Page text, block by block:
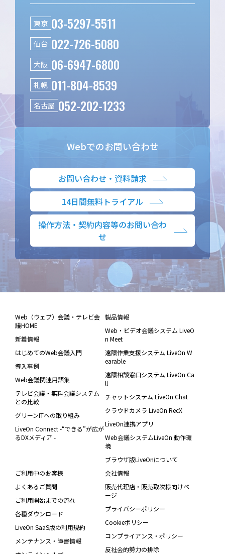
東京 03-5297-5511
仙台 022-726-5080
大阪 06-6947-6800
札幌 011-804-8539
名古屋 052-202-1233
Webでのお問い合わせ
お問い合わせ・資料請求
14日間無料トライアル
操作方法・契約内容等のお問い合わ
せ
Web（ウェブ）会議・テレビ会
議HOME
新着情報
はじめてのWeb会議入門
導入事例
Web会議関連用語集
テレビ会議・無料会議システム
との比較
グリーンITへの取り組み
LiveOn Connect -“できる”が広が
るDXメディア -
製品情報
Web・ビデオ会議システム LiveO
n Meet
遠隔作業支援システム LiveOn W
earable
遠隔相談窓口システム LiveOn Ca
ll
チャットシステム LiveOn Chat
クラウドカメラ LiveOn RecX
LiveOn連携アプリ
Web会議システムLiveOn 動作環
境
ブラウザ版LiveOnについて
ご利用中のお客様
よくあるご質問
ご利用開始までの流れ
各種ダウンロード
LiveOn SaaS版の利用規約
メンテナンス・障害情報
会社情報
販売代理店・販売取次様向けペ
ージ
プライバシーポリシー
Cookieポリシー
コンプライアンス・ポリシー
反社会的勢力の排除